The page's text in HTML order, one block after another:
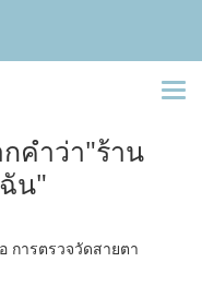
คำว่า"ร้าน
น"
การตรวจวัดสายตา